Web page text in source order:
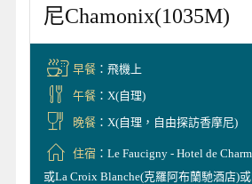
尼Chamonix(1035M)
早餐：飛機上
午餐：X(自理)
晚餐：X(自理，自由探訪香摩尼)
住宿：Le Faucigny - Hotel de
或La Croix Blanche(克羅阿布蘭馳酒店)